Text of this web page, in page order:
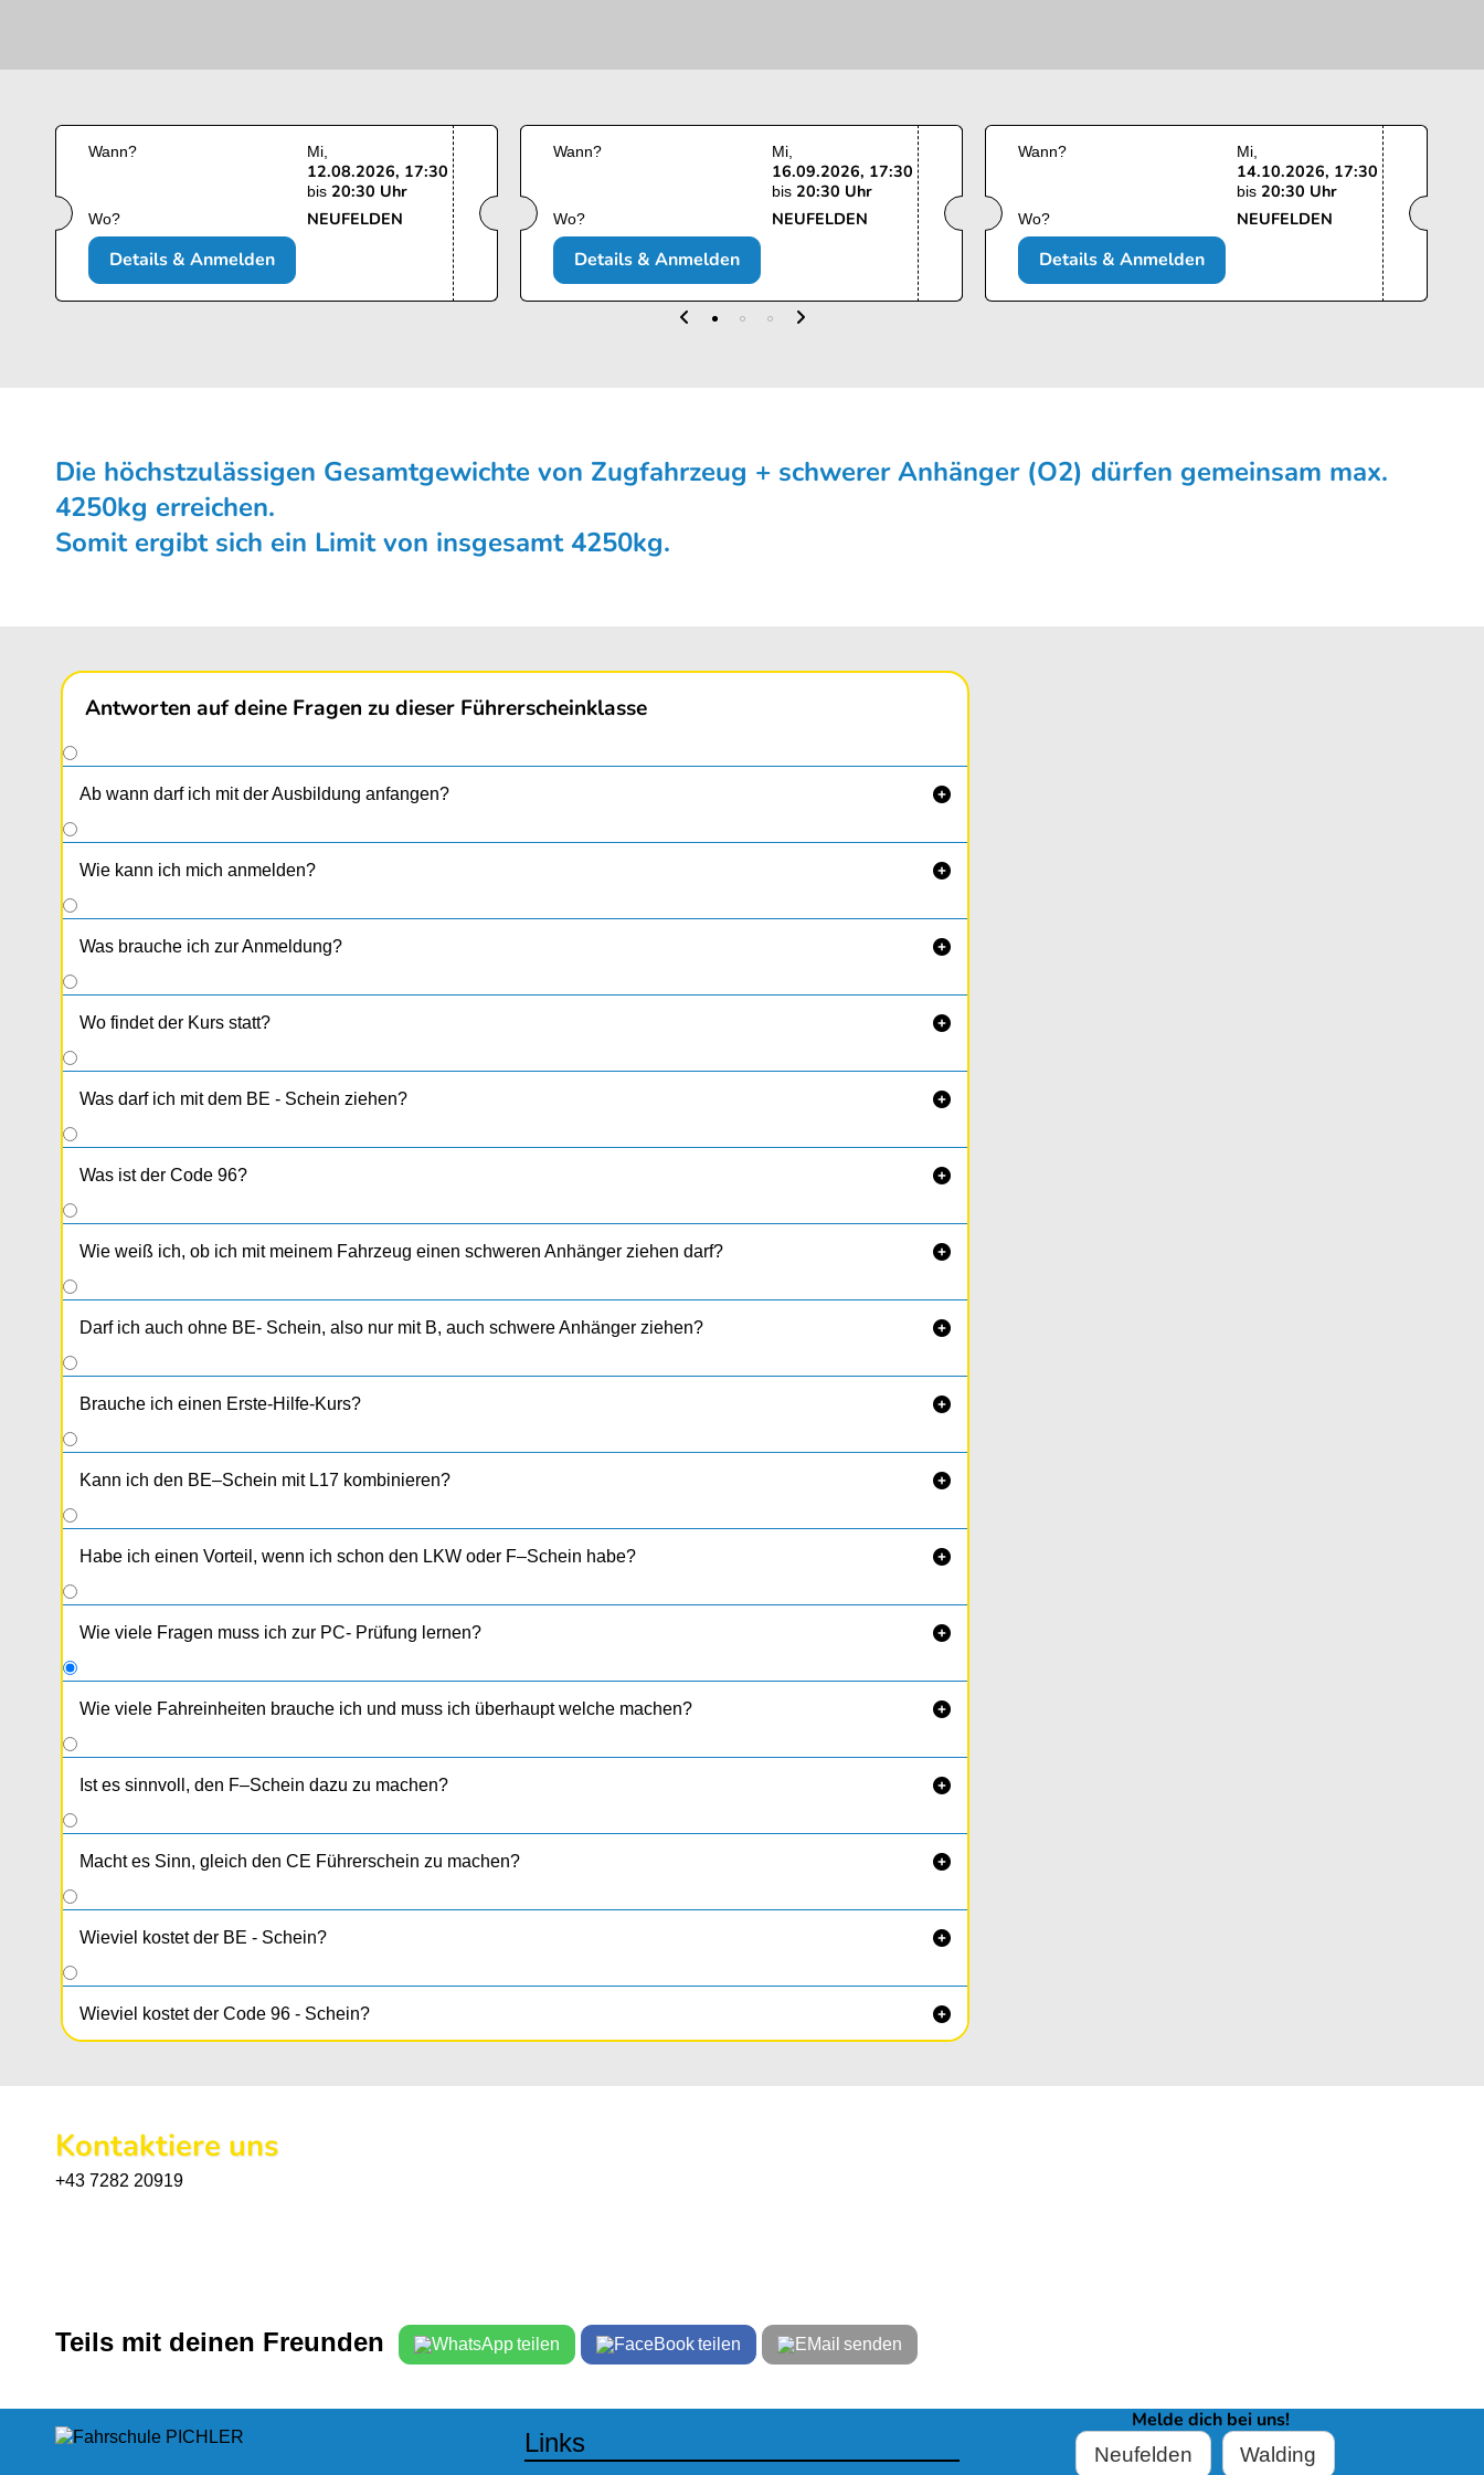
Wann? Mi
12.08.2026, 17:30
bis 20:30 Uhr
Wo? NEUFELDEN
Details & Anmelden
Wann? Mi
16.09.2026, 17:30
bis 20:30 Uhr
Wo? NEUFELDEN
Details & Anmelden
Wann? Mi
14.10.2026, 17:30
bis 20:30 Uhr
Wo? NEUFELDEN
Details & Anmelden
Die höchstzulässigen Gesamt­gewichte von Zugfahrzeug + schwerer Anhänger (O2) dürfen gemeinsam max.
4250kg erreichen.
Somit ergibt sich ein Limit von insgesamt 4250kg.
Antworten auf deine Fragen zu dieser Führerscheinklasse
Ab wann darf ich mit der Ausbildung anfangen? 
Wie kann ich mich anmelden? 
Was brauche ich zur Anmeldung? 
Wo findet der Kurs statt? 
Was darf ich mit dem BE - Schein ziehen? 
Was ist der Code 96? 
Wie weiß ich, ob ich mit meinem Fahrzeug einen schweren Anhänger ziehen darf? 
Darf ich auch ohne BE- Schein, also nur mit B, auch schwere Anhänger ziehen? 
Brauche ich einen Erste-Hilfe-Kurs? 
Kann ich den BE–Schein mit L17 kombinieren? 
Habe ich einen Vorteil, wenn ich schon den LKW oder F–Schein habe? 
Wie viele Fragen muss ich zur PC- Prüfung lernen? 
Wie viele Fahreinheiten brauche ich und muss ich überhaupt welche machen? 
Ja! 4 Fahreinheiten je 50 Minuten sind gesetzlich vorgeschrieben.
Ist es sinnvoll, den F–Schein dazu zu machen?

Macht es Sinn, gleich den CE Führerschein zu machen? 
Wieviel kostet der BE - Schein? 
Wieviel kostet der Code 96 - Schein? 
Kontaktiere uns
+43 7282 20919
Teils mit deinen Freunden teilen teilen senden
Links
Melde dich bei uns!
Neufelden Walding